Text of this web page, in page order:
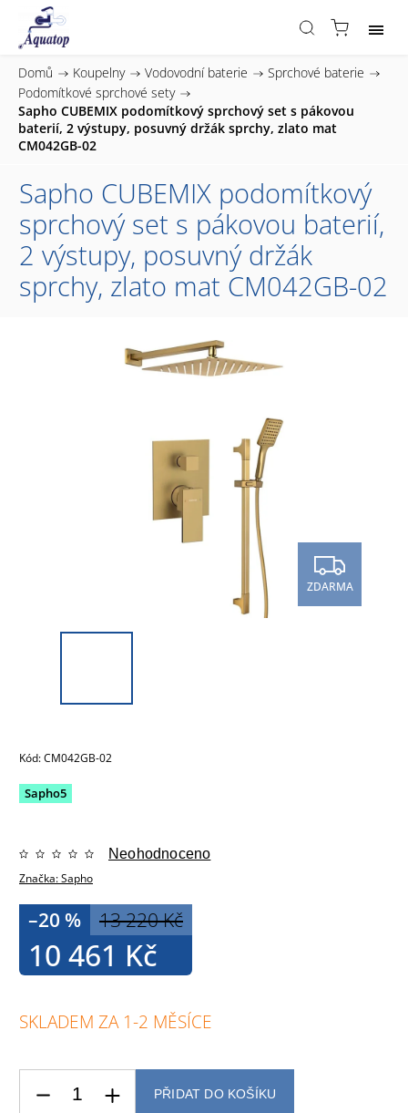
Domů / Koupelny / Vodovodní baterie / Sprchové baterie /
Podomítkové sprchové sety /
Sapho CUBEMIX podomítkový sprchový set s pákovou
baterií, 2 výstupy, posuvný držák sprchy, zlato mat
CM042GB-02
Sapho CUBEMIX podomítkový
sprchový set s pákovou baterií,
2 výstupy, posuvný držák
sprchy, zlato mat CM042GB-02
ZDARMA
Kód:CM042GB-02
Sapho5
Značka:Sapho
Neohodnoceno
13 220 Kč
–20 %
10 461 Kč
SKLADEM ZA 1-2 MĚSÍCE
PŘIDAT DO KOŠÍKU